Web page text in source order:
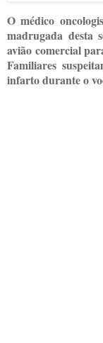
O médico
madrugada desta
avião comercial
Familiares
infarto durante o